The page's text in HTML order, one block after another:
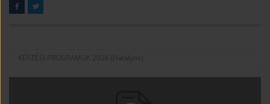
KÉPZÉSI PROGRAMOK 2026 (Hatályos)